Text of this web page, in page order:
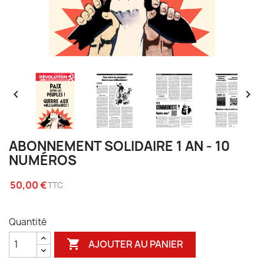
 
ABONNEMENT SOLIDAIRE 1 AN - 10
NUMÉROS
50,00 €TTC
Quantité
 AJOUTER AU PANIER